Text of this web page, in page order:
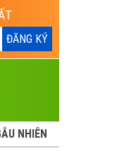
NHIÊN